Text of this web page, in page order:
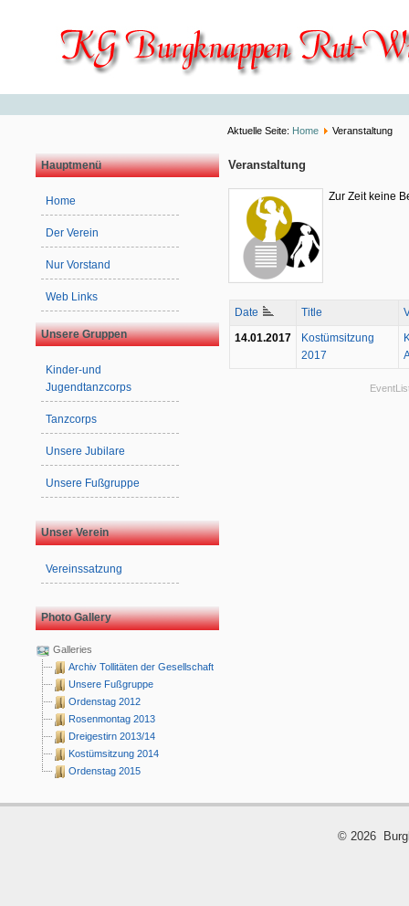
Aktuelle Seite: Home Veranstaltung
Hauptmenü
Home
Der Verein
Nur Vorstand
Web Links
Unsere Gruppen
Kinder-und
Jugendtanzcorps
Tanzcorps
Unsere Jubilare
Unsere Fußgruppe
Unser Verein
Vereinssatzung
Photo Gallery
Galleries
Archiv Tollitäten der Gesellschaft
Unsere Fußgruppe
Ordenstag 2012
Rosenmontag 2013
Dreigestirn 2013/14
Kostümsitzung 2014
Ordenstag 2015
Veranstaltung
Zur Zeit keine
Date Title
14.01.2017
Kostümsitzung
2017
© 2026